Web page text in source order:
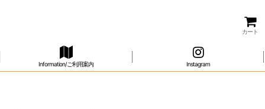
カート
Information/ご利用案内 Instagram